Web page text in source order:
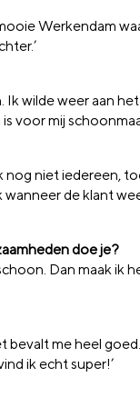
Werkendam
Ik wilde weer aan
voor mij
nog niet iedereen,
wanneer de klant
doe je?
Dan maak ik
bevalt me heel
ik echt super!’